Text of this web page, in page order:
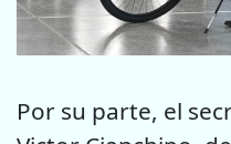
Por su parte, el